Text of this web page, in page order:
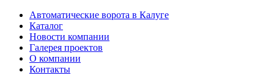
Автоматические ворота в Калуге
Каталог
Новости компании
Галерея проектов
О компании
Контакты